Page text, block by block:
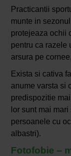
Practicantii
munte in
protejeaza ochii
pentru ca razele
arsura pe
Exista si cativa
anume varsta si
predispozitie
lor sunt mai
persoanele cu
albastri).
Fotofobie –